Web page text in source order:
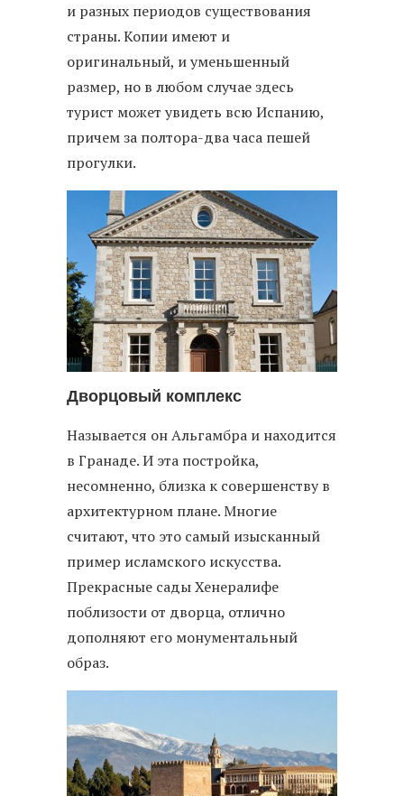
и разных периодов существования
страны. Копии имеют и
оригинальный, и уменьшенный
размер, но в любом случае здесь
турист может увидеть всю Испанию,
причем за полтора-два часа пешей
прогулки.
Дворцовый комплекс
Называется он Альгамбра и находится
в Гранаде. И эта постройка,
несомненно, близка к совершенству в
архитектурном плане. Многие
считают, что это самый изысканный
пример исламского искусства.
Прекрасные сады Хенералифе
поблизости от дворца, отлично
дополняют его монументальный
образ.